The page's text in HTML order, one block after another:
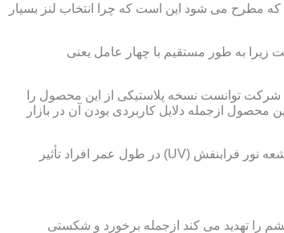
که مطرح می شود این است که چرا انتخاب لنز بسیار
زیرا به طور مستقیم با چهار عامل یعنی
در قدیم از عدسی شیشه ای استفاده می شد،اما شیشه بسیار سنگین بوده و همچنین به راحتی شکسته و به چشم آسیب می رساند.در نهایت در سال ۱۹۴۷ شرکت توانست نسخه پلاستیکی از این محصول را
ازجمله دلایل کاربردی بودن آن در بازار
عامل بعدی که جزء اصلی ترین ویژگی های عینک طبی است،مقاومت در برابر اشعه UV در هر دو نوع A و B می باشد.قطعاً قرار گرفتن در معرض تابش اشعه نور فرابنفش (UV) در طول عمر افراد تأثیر
را تهدید می کند ازجمله برخورد و شکستی